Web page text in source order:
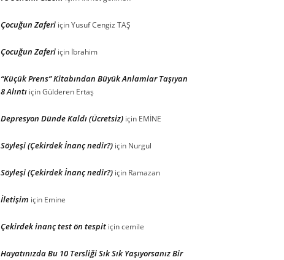
Çocuğun Zaferi içinYusuf Cengiz TAŞ
Çocuğun Zaferi için İbrahim
“Küçük Prens” Kitabından Büyük Anlamlar Taşıyan
8 Alıntı içinGülderen Ertaş
Depresyon Dünde Kaldı (Ücretsiz) için EMİNE
Söyleşi (Çekirdek İnanç nedir?) için Nurgul
Söyleşi (Çekirdek İnanç nedir?) için Ramazan
İletişim için Emine
Çekirdek inanç test ön tespit içincemile
Hayatınızda Bu 10 Tersliği Sık Sık Yaşıyorsanız Bir